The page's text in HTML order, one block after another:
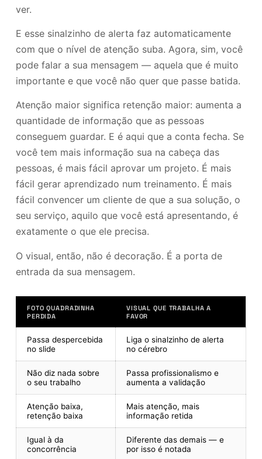
ver.
E esse sinalzinho de alerta faz automaticamente
com que o nível de atenção suba. Agora, sim, você
pode falar a sua mensagem — aquela que é muito
importante e que você não quer que passe batida.
Atenção maior significa retenção maior: aumenta a
quantidade de informação que as pessoas
conseguem guardar. E é aqui que a conta fecha. Se
você tem mais informação sua na cabeça das
pessoas, é mais fácil aprovar um projeto. É mais
fácil gerar aprendizado num treinamento. É mais
fácil convencer um cliente de que a sua solução, o
seu serviço, aquilo que você está apresentando, é
exatamente o que ele precisa.
O visual, então, não é decoração. É a porta de
entrada da sua mensagem.
FOTO QUADRADINHA
PERDIDA
VISUAL QUE TRABALHA A
FAVOR
Passa despercebida
no slide
Liga o sinalzinho de alerta
no cérebro
Não diz nada sobre
o seu trabalho
Passa profissionalismo e
aumenta a validação
Atenção baixa,
retenção baixa
Mais atenção, mais
informação retida
Igual à da
concorrência
Diferente das demais — e
por isso é notada